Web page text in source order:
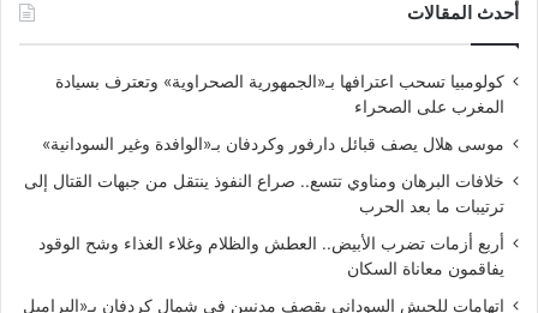
أحدث المقالات
كولومبيا تسحب اعترافها بـ«الجمهورية الصحراوية» وتعترف بسيادة
المغرب على الصحراء
موسى هلال يصف قبائل دارفور وكردفان بـ«الوافدة وغير السودانية»
خلافات البرهان ومناوي تتسع.. صراع النفوذ ينتقل من جبهات القتال إلى
ترتيبات ما بعد الحرب
أربع أزمات تضرب الأبيض.. العطش والظلام وغلاء الغذاء وشح الوقود
يفاقمون معاناة السكان
اتهامات للجيش السوداني بقصف مدنيين في شمال كردفان بـ«البراميل